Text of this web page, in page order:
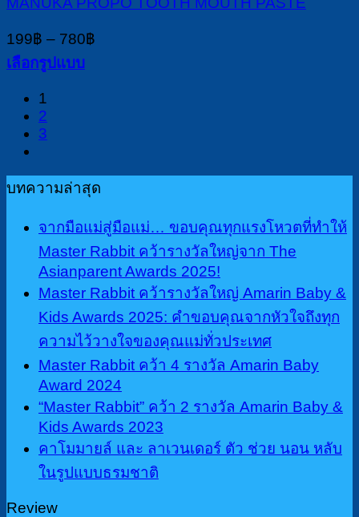
199฿ – 780฿
เลือกรูปแบบ
product
has
multiple
variants.
options
product
page
1
2
3
บทความล่าสุด
จากมือแม่สู่มือแม่… ขอบคุณทุกแรงโหวตที่ทำให้
Master Rabbit คว้ารางวัลใหญ่จาก The
Asianparent Awards 2025!
Master Rabbit คว้ารางวัลใหญ่ Amarin Baby &
Kids Awards 2025: คำขอบคุณจากหัวใจถึงทุก
ความไว้วางใจของคุณแม่ทั่วประเทศ
Master Rabbit คว้า 4 รางวัล Amarin Baby
Award 2024
“Master Rabbit” คว้า 2 รางวัล Amarin Baby &
Kids Awards 2023
คาโมมายล์ และ ลาเวนเดอร์ ตัว ช่วย นอน หลับ
ในรูปแบบธรมชาติ
Review